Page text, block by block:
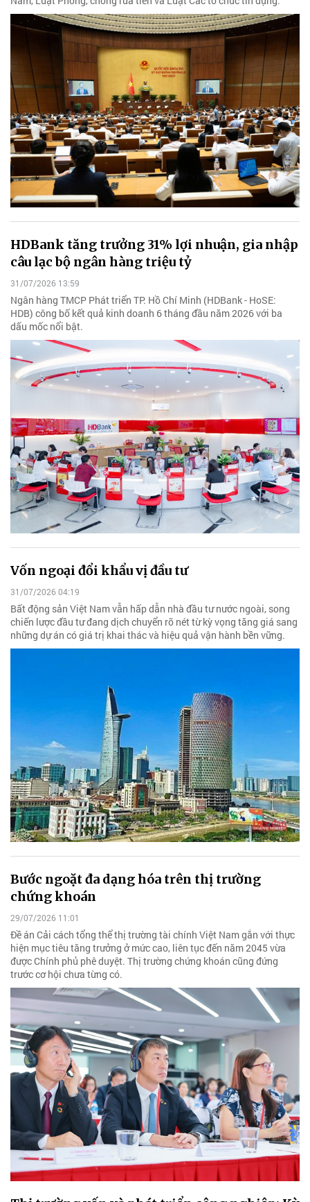
HDBank tăng trưởng 31% lợi nhuận, gia nhập
câu lạc bộ ngân hàng triệu tỷ
31/07/2026 13:59
Ngân hàng TMCP Phát triển TP. Hồ Chí Minh (HDBank - HoSE:
HDB) công bố kết quả kinh doanh 6 tháng đầu năm 2026 với ba
dấu mốc nổi bật.
Vốn ngoại đổi khẩu vị đầu tư
31/07/2026 04:19
Bất động sản Việt Nam vẫn hấp dẫn nhà đầu tư nước ngoài, song
chiến lược đầu tư đang dịch chuyển rõ nét từ kỳ vọng tăng giá sang
những dự án có giá trị khai thác và hiệu quả vận hành bền vững.
Bước ngoặt đa dạng hóa trên thị trường
chứng khoán
29/07/2026 11:01
Đề án Cải cách tổng thể thị trường tài chính Việt Nam gắn với thực
hiện mục tiêu tăng trưởng ở mức cao, liên tục đến năm 2045 vừa
được Chính phủ phê duyệt. Thị trường chứng khoán cũng đứng
trước cơ hội chưa từng có.